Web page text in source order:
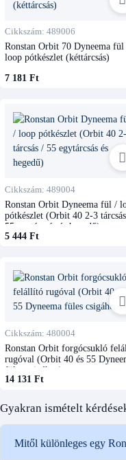
Cikkszám: 489006
Ronstan Orbit 70 Dyneema
loop pótkészlet (kéttárcsás)
7 181 Ft
Cikkszám: 489004
Ronstan Orbit Dyneema fül /
pótkészlet (Orbit 40 2-3
55 egytárcsás és hegedű)
5 444 Ft
Cikkszám: 480004
Ronstan Orbit forgócsukló
rugóval (Orbit 40 és 55
füles csigához)
14 131 Ft
Gyakran ismételt
Mitől különleges egy